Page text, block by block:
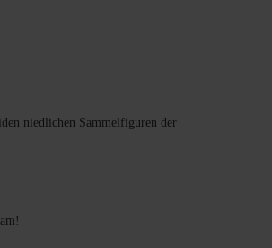
niedlichen Sammelfiguren der